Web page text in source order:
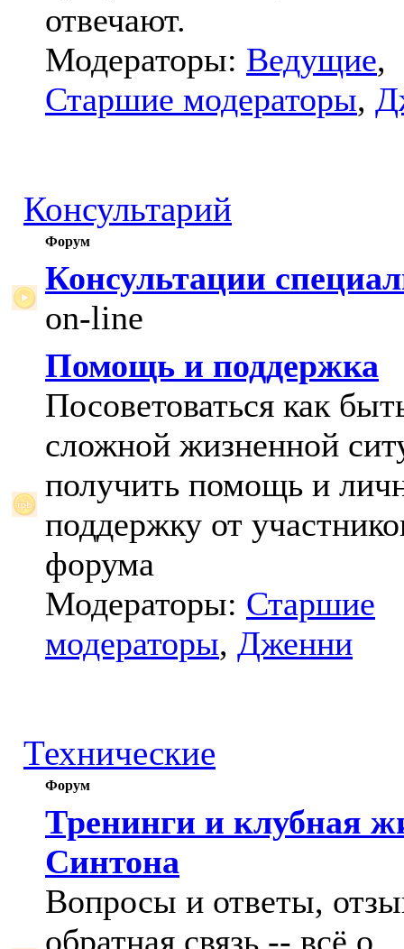
отвечают.
Модераторы: Ведущие,
Старшие модераторы,
Консультарий
Форум
Консультации
on-line
Помощь и поддержка
Посоветоваться как
сложной жизненной
получить помощь и
поддержку от
форума
Модераторы: Старшие
модераторы, Дженни
Технические
Форум
Тренинги и клубная
Синтона
Вопросы и ответы,
обратная связь -- всё о